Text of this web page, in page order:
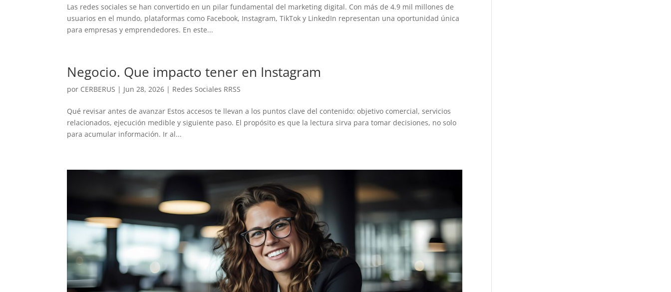
Las redes sociales se han convertido en un pilar fundamental del marketing digital. Con más de 4.9 mil millones de
usuarios en el mundo, plataformas como Facebook, Instagram, TikTok y LinkedIn representan una oportunidad única
para empresas y emprendedores. En este...
Negocio. Que impacto tener en Instagram
por CERBERUS | Jun 28, 2026 | Redes Sociales RRSS
Qué revisar antes de avanzar Estos accesos te llevan a los puntos clave del contenido: objetivo comercial, servicios
relacionados, ejecución medible y siguiente paso. El propósito es que la lectura sirva para tomar decisiones, no solo
para acumular información. Ir al...